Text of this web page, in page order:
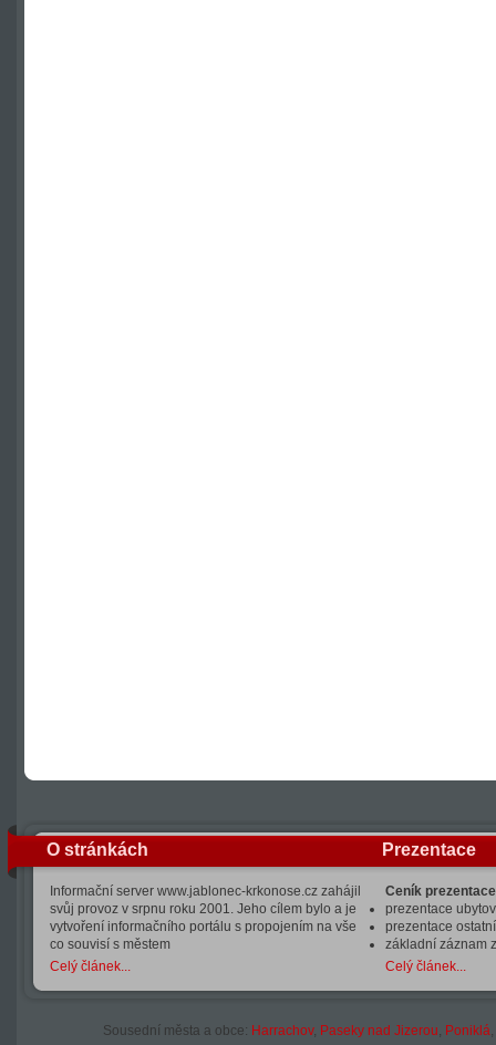
O stránkách
Informační server www.jablonec-krkonose.cz zahájil
svůj provoz v srpnu roku 2001. Jeho cílem bylo a je
vytvoření informačního portálu s propojením na vše
co souvisí s městem
Celý článek...
Prezentace
Ceník
prezentace
prezentace
základní záznam
Celý článek...
Sousední města a obce: Harrachov, Paseky nad Jizerou, Poniklá,